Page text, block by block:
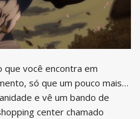
que você encontra em
só que um pouco mais…
e vê um bando de
center chamado